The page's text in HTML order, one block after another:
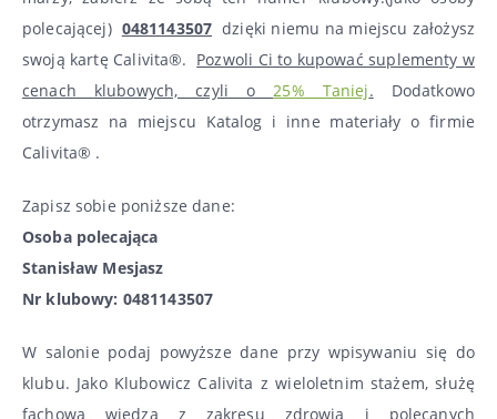
polecającej) 0481143507 dzięki niemu na miejscu założysz
swoją kartę Calivita®. Pozwoli Ci to kupować suplementy w
cenach klubowych, czyli o25% Taniej. Dodatkowo
otrzymasz na miejscu Katalog i inne materiały o firmie
Calivita® .
Zapisz sobie poniższe dane:
Osoba polecająca
Stanisław Mesjasz
Nr klubowy: 0481143507
W salonie podaj powyższe dane przy wpisywaniu się do
klubu. Jako Klubowicz Calivita z wieloletnim stażem, służę
fachową wiedzą z zakresu zdrowia i polecanych